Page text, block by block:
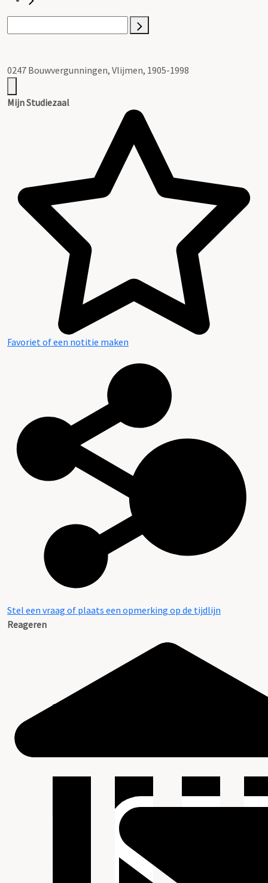
0247 Bouwvergunningen, Vlijmen, 1905-1998
Mijn Studiezaal
Favoriet of een notitie maken
Stel een vraag of plaats een opmerking op de tijdlijn
Reageren